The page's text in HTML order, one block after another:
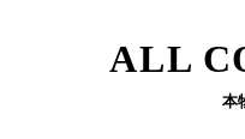
ALL
本